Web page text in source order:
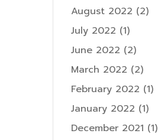
August 2022 (2)
July 2022 (1)
June 2022 (2)
March 2022 (2)
February 2022 (1)
January 2022 (1)
December 2021 (1)